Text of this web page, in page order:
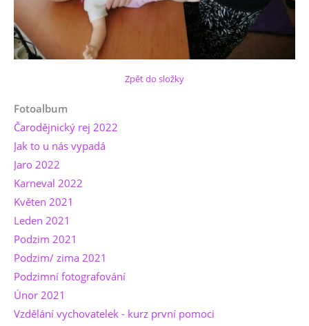
Zpět do složky
Fotoalbum
Čarodějnický rej 2022
Jak to u nás vypadá
Jaro 2022
Karneval 2022
Květen 2021
Leden 2021
Podzim 2021
Podzim/ zima 2021
Podzimní fotografování
Únor 2021
Vzdělání vychovatelek - kurz první pomoci